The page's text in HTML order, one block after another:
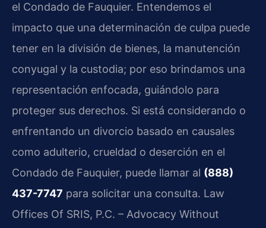
el Condado de Fauquier. Entendemos el
impacto que una determinación de culpa puede
tener en la división de bienes, la manutención
conyugal y la custodia; por eso brindamos una
representación enfocada, guiándolo para
proteger sus derechos. Si está considerando o
enfrentando un divorcio basado en causales
como adulterio, crueldad o deserción en el
Condado de Fauquier, puede llamar al (888)
437-7747 para solicitar una consulta. Law
Offices Of SRIS, P.C. – Advocacy Without